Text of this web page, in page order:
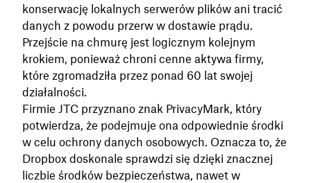
konserwację lokalnych serwerów plików ani tracić
danych z powodu przerw w dostawie prądu.
Przejście na chmurę jest logicznym kolejnym
krokiem, ponieważ chroni cenne aktywa firmy,
które zgromadziła przez ponad 60 lat swojej
działalności.
Firmie JTC przyznano znak PrivacyMark, który
potwierdza, że podejmuje ona odpowiednie środki
w celu ochrony danych osobowych. Oznacza to, że
Dropbox doskonale sprawdzi się dzięki znacznej
liczbie środków bezpieczeństwa, nawet w